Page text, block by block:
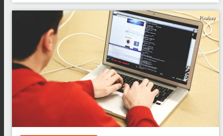
Pixabay